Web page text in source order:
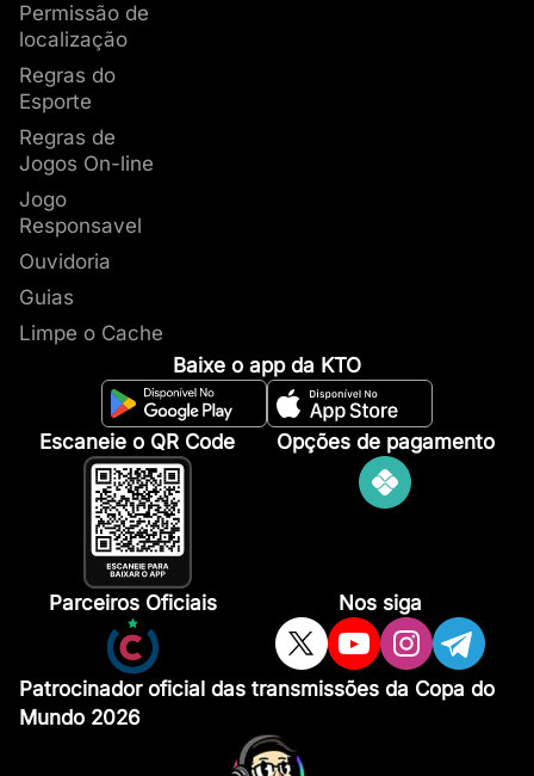
Permissão de
localização
Regras do
Esporte
Regras de
Jogos On-line
Jogo
Responsavel
Ouvidoria
Guias
Limpe o Cache
Baixe o app da KTO
Escaneie o QR Code Opções de pagamento
Parceiros Oficiais Nos siga
Patrocinador oficial das transmissões da Copa do
Mundo 2026